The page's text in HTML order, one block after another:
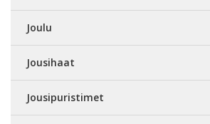
Joulu
Jousihaat
Jousipuristimet